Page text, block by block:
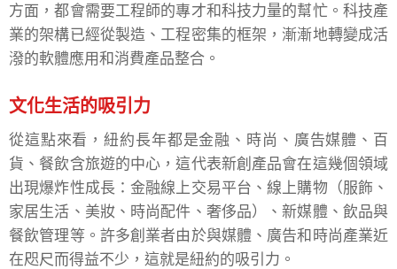
方面，都會需要工程師的專才和科技力量的幫忙。科技產
業的架構已經從製造、工程密集的框架，漸漸地轉變成活
潑的軟體應用和消費產品整合。
文化生活的吸引力
從這點來看，紐約長年都是金融、時尚、廣告媒體、百
貨、餐飲含旅遊的中心，這代表新創產品會在這幾個領域
出現爆炸性成長：金融線上交易平台、線上購物（服飾、
家居生活、美妝、時尚配件、奢侈品）、新媒體、飲品與
餐飲管理等。許多創業者由於與媒體、廣告和時尚產業近
在咫尺而得益不少，這就是紐約的吸引力。